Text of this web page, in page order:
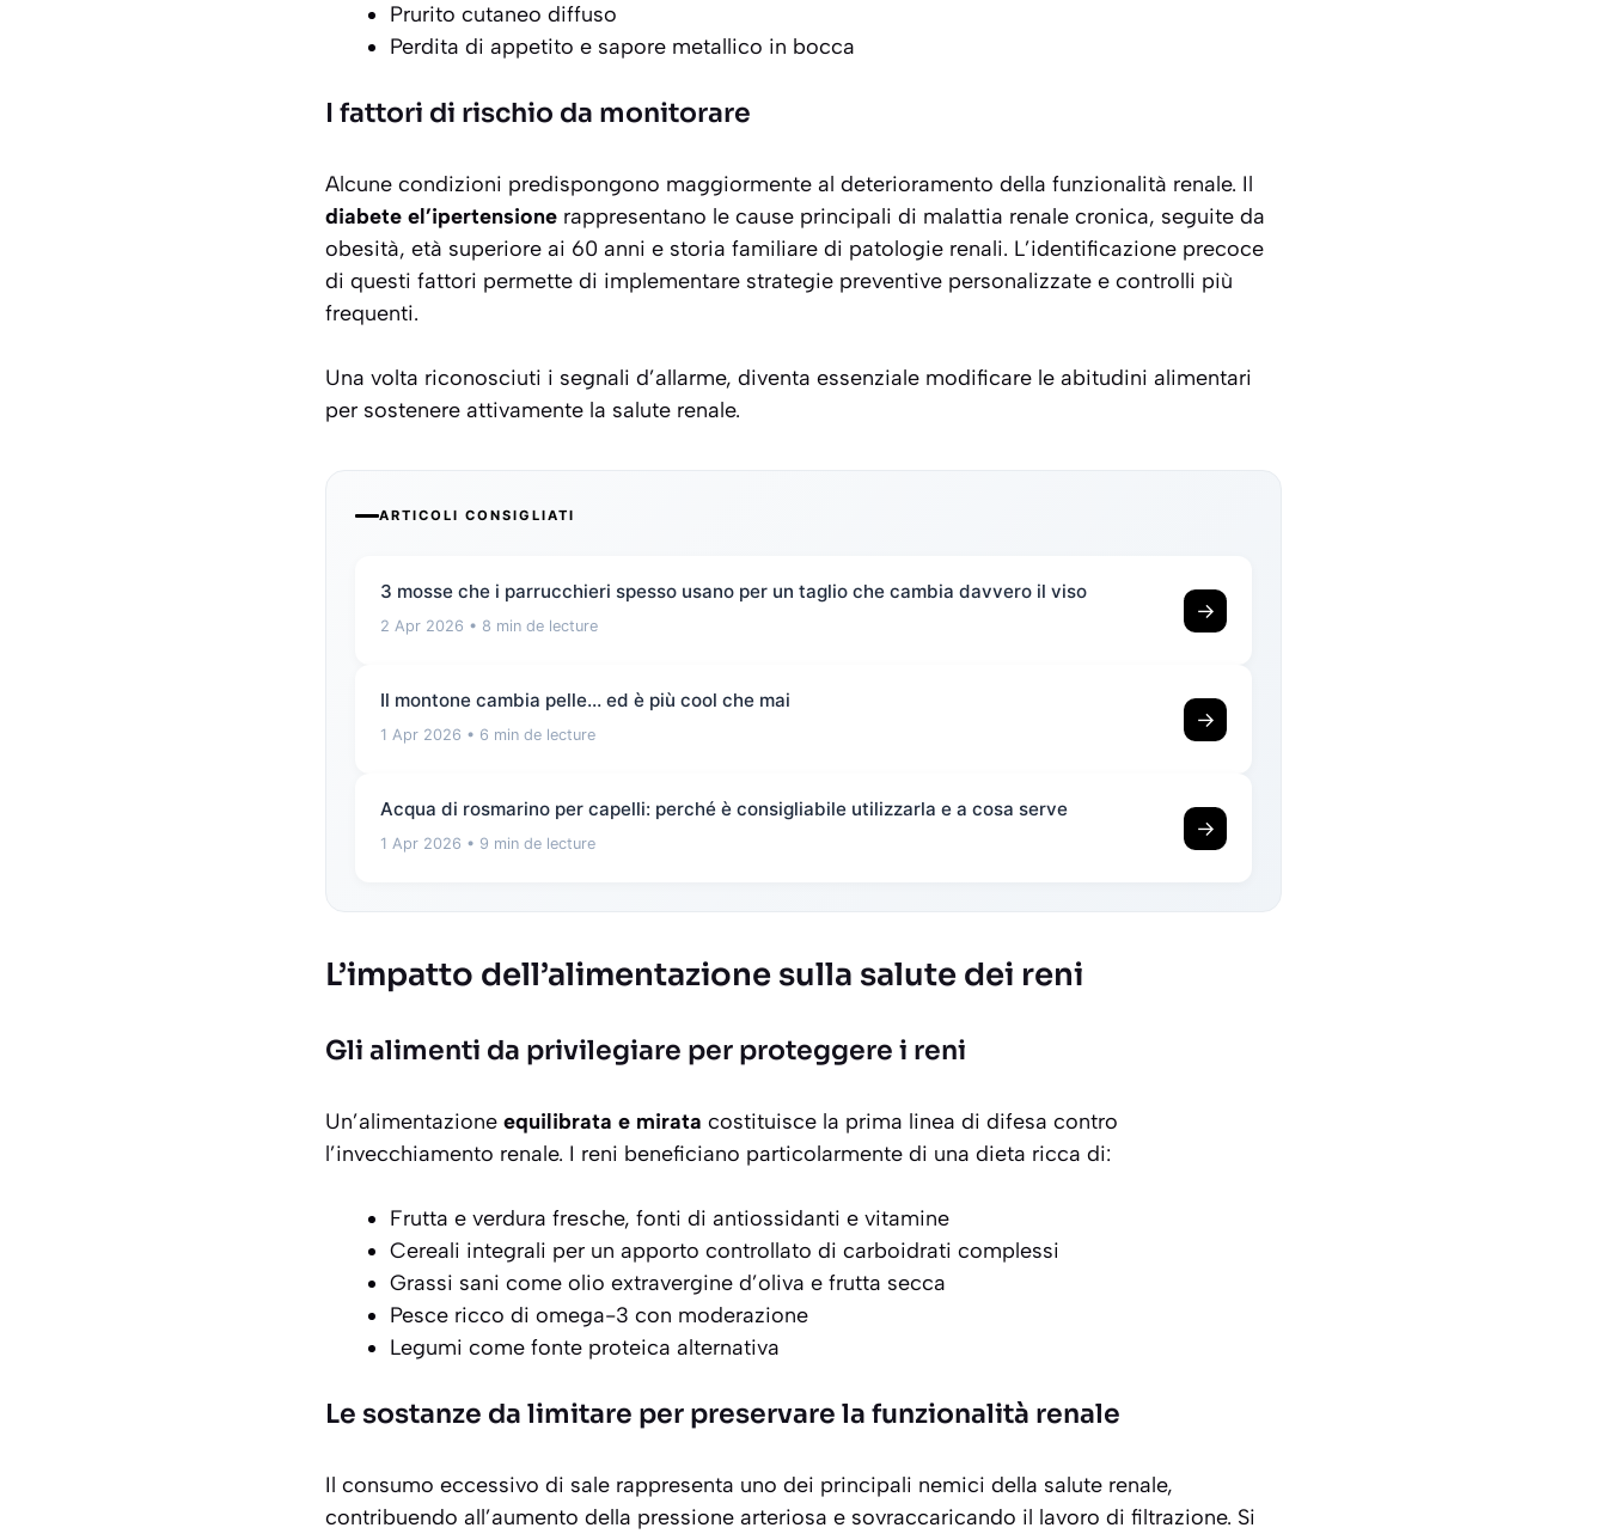
Prurito cutaneo diffuso
Perdita di appetito e sapore metallico in bocca
I fattori di rischio da monitorare
Alcune condizioni predispongono maggiormente al deterioramento della funzionalità renale. Il
diabete el’ipertensione rappresentano le cause principali di malattia renale cronica, seguite da
obesità, età superiore ai 60 anni e storia familiare di patologie renali. L’identificazione precoce
di questi fattori permette di implementare strategie preventive personalizzate e controlli più
frequenti.
Una volta riconosciuti i segnali d’allarme, diventa essenziale modificare le abitudini alimentari
per sostenere attivamente la salute renale.
ARTICOLI CONSIGLIATI
3 mosse che i parrucchieri spesso usano per un taglio che cambia davvero il viso
2 Apr 2026 • 8 min de lecture
→
Il montone cambia pelle… ed è più cool che mai
1 Apr 2026 • 6 min de lecture
→
Acqua di rosmarino per capelli: perché è consigliabile utilizzarla e a cosa serve
1 Apr 2026 • 9 min de lecture
→
L’impatto dell’alimentazione sulla salute dei reni
Gli alimenti da privilegiare per proteggere i reni
Un’alimentazione equilibrata e mirata costituisce la prima linea di difesa contro
l’invecchiamento renale. I reni beneficiano particolarmente di una dieta ricca di:
Frutta e verdura fresche, fonti di antiossidanti e vitamine
Cereali integrali per un apporto controllato di carboidrati complessi
Grassi sani come olio extravergine d’oliva e frutta secca
Pesce ricco di omega-3 con moderazione
Legumi come fonte proteica alternativa
Le sostanze da limitare per preservare la funzionalità renale
Il consumo eccessivo di sale rappresenta uno dei principali nemici della salute renale,
contribuendo all’aumento della pressione arteriosa e sovraccaricando il lavoro di filtrazione. Si